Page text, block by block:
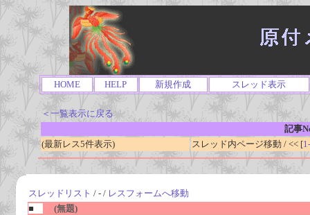
HOME HELP 新規作成 スレッド表示
＜一覧表示に戻る
記事
(最新レス5件表示)
スレッド内ページ移動 / << [
スレッドリスト / - / レスフォームへ移動
■
(無題)